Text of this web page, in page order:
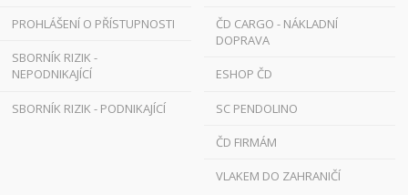
PROHLÁŠENÍ O PŘÍSTUPNOSTI
SBORNÍK RIZIK -
NEPODNIKAJÍCÍ
SBORNÍK RIZIK - PODNIKAJÍCÍ
ČD CARGO - NÁKLADNÍ
DOPRAVA
ESHOP ČD
SC PENDOLINO
ČD FIRMÁM
VLAKEM DO ZAHRANIČÍ